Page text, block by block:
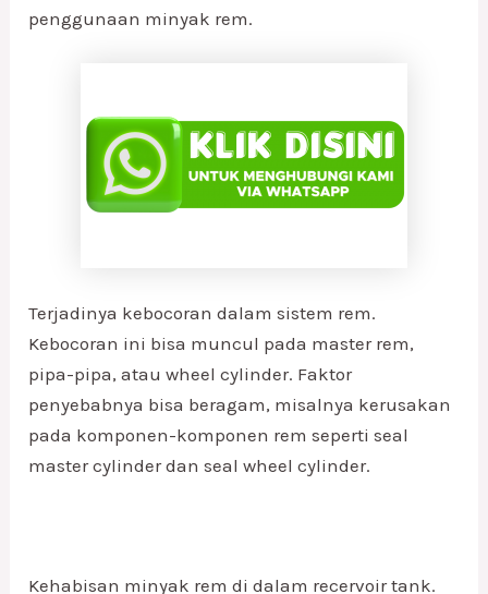
penggunaan minyak rem.
Terjadinya kebocoran dalam sistem rem.
Kebocoran ini bisa muncul pada master rem,
pipa-pipa, atau wheel cylinder. Faktor
penyebabnya bisa beragam, misalnya kerusakan
pada komponen-komponen rem seperti seal
master cylinder dan seal wheel cylinder.
Kehabisan minyak rem di dalam recervoir tank.